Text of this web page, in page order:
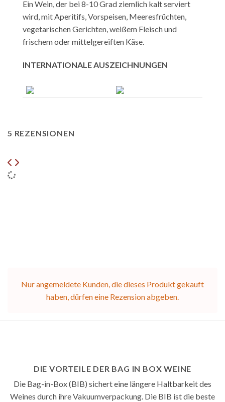
Ein Wein, der bei 8-10 Grad ziemlich kalt serviert
wird, mit Aperitifs, Vorspeisen, Meeresfrüchten,
vegetarischen Gerichten, weißem Fleisch und
frischem oder mittelgereiften Käse.
INTERNATIONALE AUSZEICHNUNGEN
5 REZENSIONEN
Nur angemeldete Kunden, die dieses Produkt gekauft
haben, dürfen eine Rezension abgeben.
DIE VORTEILE DER BAG IN BOX WEINE
Die Bag-in-Box (BIB) sichert eine längere Haltbarkeit des
Weines durch ihre Vakuumverpackung. Die BIB ist die beste